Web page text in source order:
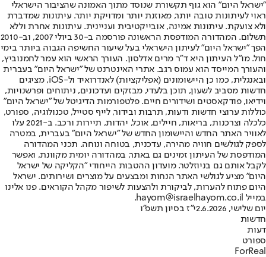
"ישראל היום" הוא גוף תקשורת שנוסד מתוך האמונה שהציבור הישראלי
ראוי לעיתונות טובה יותר, מאוזנת יותר ומדויקת יותר. עיתונות שמדברת
ולא צועקת. עיתונות אמינה, אובייקטיבית ועניינית. עיתונות אחרת וללא
תשלום. המהדורה המודפסת הראשונה פורסמה ב-30 ביולי 2007, וב-2010
הפך "ישראל היום" לעיתון הישראלי בעל שיעור החשיפה הגבוה ביותר בימי
חול. מו"ל העיתון היא ד"ר מרים אדלסון. העורך הראשי הוא עמר לחמנוביץ,
והעורך המייסד הוא עמוס רגב. אתרי האינטרנט של "ישראל היום" בעברית
ובאנגלית, כמו כן היישומונים (אפליקציות) לאנדרואיד ול-iOS, מציגים
חדשות מסביב לשעון, תוכן בלעדי, מבזקים ועדכונים, ניתוחים ופרשנויות,
וידיאו, פודקאסטים ושידורים חיים. פלטפורמות הדיגיטל של "ישראל היום"
כוללות ערוצי חדשות ודעות, תרבות ובידור, לייף סטייל, טכנולוגיה, ספורט,
כלכלה וצרכנות, בריאות, חיילים, אוכל, יהדות, תיירות ורכב. ב-2021 עלו
לאוויר האתר החדש והיישומון החדש של "ישראל היום" בעברית, במטרה
לספק לגולשים חוויה מהירה, עדכנית, בטוחה ונוחה. תכני המהדורה
המודפסת של העיתון זמינים גם באתר, במהדורה יומית מקוונת, ואפשר
לקבל אותם גם בניוזלטר. מועדון ההטבות הייחודי "הקליקה של ישראל
היום" מציע לגולשי האתר הנחות ומבצעים על מוצרים ושירותים. ישראל
היום פתוח להערות, לביקורת ולהצעות לשיפור מקהל הקוראים. פנו אלינו
במייל hayom@israelhayom.co.il.
יום שלישי, 2.6.2026
י"ז בסיון תשפ"ו
חדשות
דעות
ספורט
ForReal